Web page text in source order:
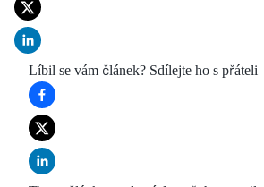
Líbil se vám článek? Sdílejte ho s přáteli